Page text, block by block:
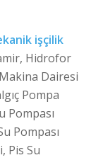
işçilik
Hidrofor
Dairesi
Pompa
Pompası
Pompası
Pis Su